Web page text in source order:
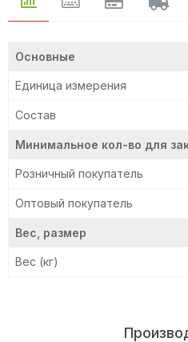
Основные
Единица измерения
Состав
Минимальное кол-во для
Розничный покупатель
Оптовый покупатель
Вес, размер
Вес (кг)